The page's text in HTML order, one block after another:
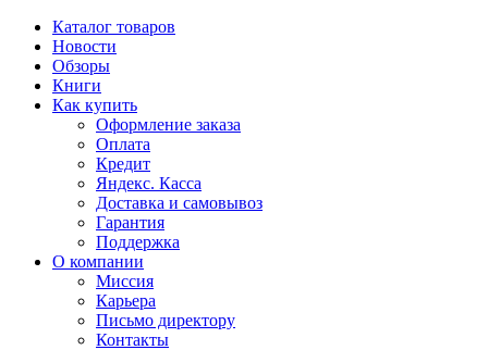
Каталог товаров
Новости
Обзоры
Книги
Как купить
Оформление заказа
Оплата
Кредит
Яндекс. Касса
Доставка и самовывоз
Гарантия
Поддержка
О компании
Миссия
Карьера
Письмо директору
Контакты